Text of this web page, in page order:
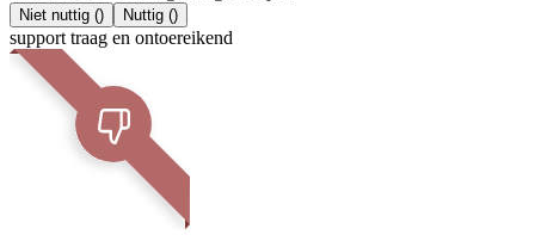
Niet nuttig () Nuttig ()
support traag en ontoereikend